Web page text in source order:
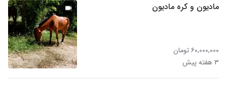
مادیون و کره مادیون
۶۰,۰۰۰,۰۰۰ تومان
۳ هفته پیش